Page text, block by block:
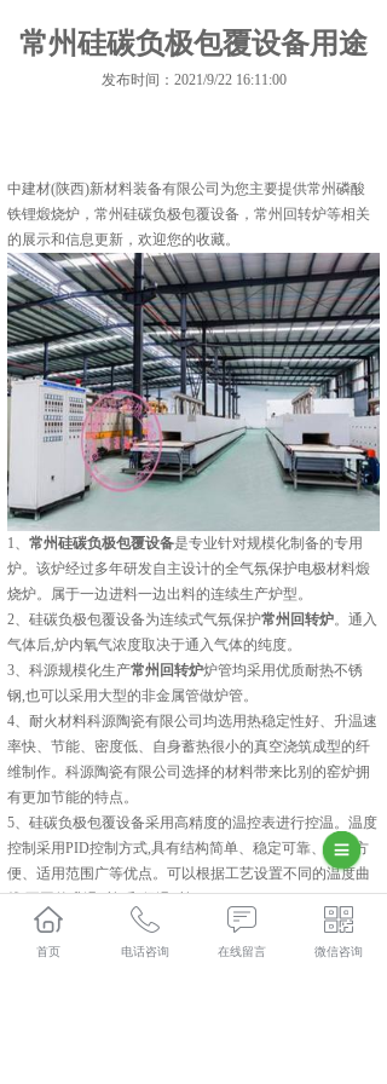
常州硅碳负极包覆设备用途
发布时间：2021/9/22 16:11:00
中建材(陕西)新材料装备有限公司为您主要提供常州磷酸
铁锂煅烧炉 ，常州硅碳负极包覆设备，常州回转炉等相关
的展示和信息更新，欢迎您的收藏。
1、常州硅碳负极包覆设备是专业针对规模化制备的专用
炉。该炉经过多年研发自主设计的全气氛保护电极材料煅
烧炉。属于一边进料一边出料的连续生产炉型。
2、硅碳负极包覆设备为连续式气氛保护常州回转炉。通入
气体后,炉内氧气浓度取决于通入气体的纯度。
3、科源规模化生产常州回转炉炉管均采用优质耐热不锈
钢,也可以采用大型的非金属管做炉管。
4、耐火材料科源陶瓷有限公司均选用热稳定性好、升温速
率快、节能、密度低、自身蓄热很小的真空浇筑成型的纤
维制作。科源陶瓷有限公司选择的材料带来比别的窑炉拥
有更加节能的特点。
5、硅碳负极包覆设备采用高精度的温控表进行控温。温度
控制采用PID控制方式,具有结构简单、稳定可靠、调整方
便、适用范围广等优点。可以根据工艺设置不同的温度曲
线,不同的升温时间和保温时间。
6、可以实现物料在炉内运行时间的精准控制。
集科研、生产、技术服务为一体的中建材(陕西)新材料装
首页 电话咨询 在线留言 微信咨询